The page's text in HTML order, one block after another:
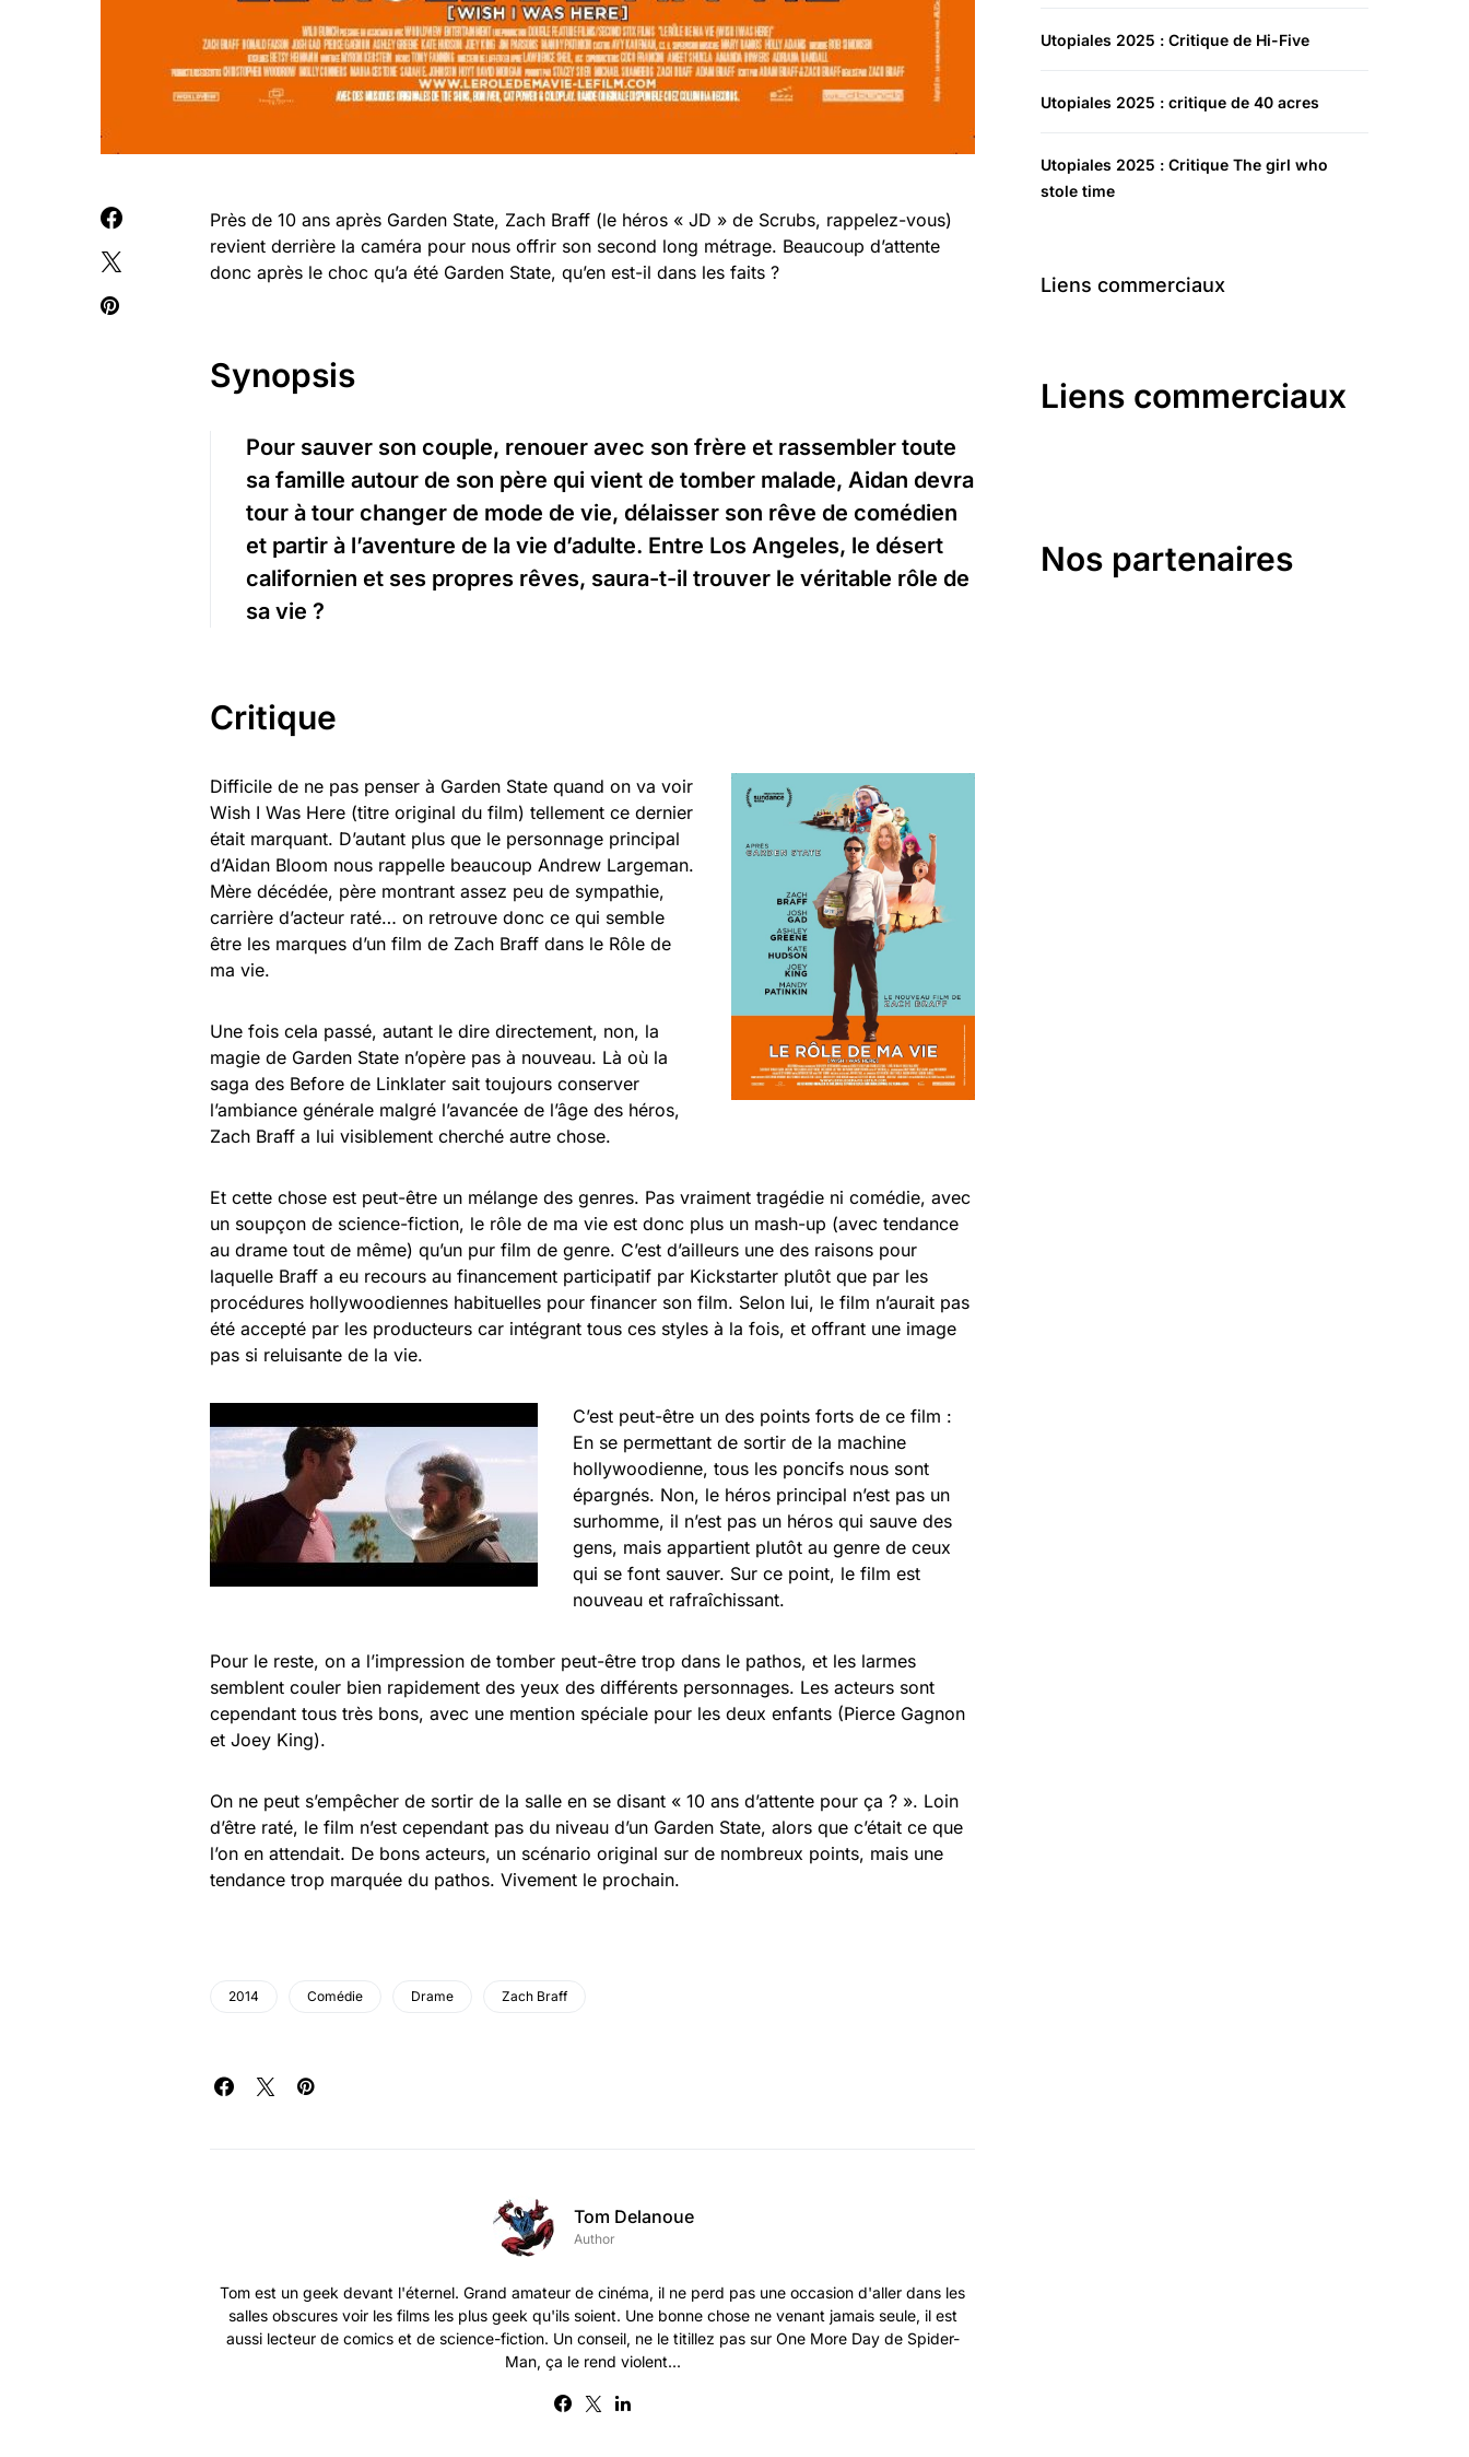
Près de 10 ans après Garden State, Zach Braff (le héros « JD » de Scrubs, rappelez-vous)
revient derrière la caméra pour nous offrir son second long métrage. Beaucoup d’attente
donc après le choc qu’a été Garden State, qu’en est-il dans les faits ?
Synopsis
Pour sauver son couple, renouer avec son frère et rassembler toute
sa famille autour de son père qui vient de tomber malade, Aidan devra
tour à tour changer de mode de vie, délaisser son rêve de comédien
et partir à l’aventure de la vie d’adulte. Entre Los Angeles, le désert
californien et ses propres rêves, saura-t-il trouver le véritable rôle de
sa vie ?
Critique
Difficile de ne pas penser à Garden State quand on va voir
Wish I Was Here (titre original du film) tellement ce dernier
était marquant. D’autant plus que le personnage principal
d’Aidan Bloom nous rappelle beaucoup Andrew Largeman.
Mère décédée, père montrant assez peu de sympathie,
carrière d’acteur raté… on retrouve donc ce qui semble
être les marques d’un film de Zach Braff dans le Rôle de
ma vie.
Une fois cela passé, autant le dire directement, non, la
magie de Garden State n’opère pas à nouveau. Là où la
saga des Before de Linklater sait toujours conserver
l’ambiance générale malgré l’avancée de l’âge des héros,
Zach Braff a lui visiblement cherché autre chose.
Et cette chose est peut-être un mélange des genres. Pas vraiment tragédie ni comédie, avec
un soupçon de science-fiction, le rôle de ma vie est donc plus un mash-up (avec tendance
au drame tout de même) qu’un pur film de genre. C’est d’ailleurs une des raisons pour
laquelle Braff a eu recours au financement participatif par Kickstarter plutôt que par les
procédures hollywoodiennes habituelles pour financer son film. Selon lui, le film n’aurait pas
été accepté par les producteurs car intégrant tous ces styles à la fois, et offrant une image
pas si reluisante de la vie.
C’est peut-être un des points forts de ce film :
En se permettant de sortir de la machine
hollywoodienne, tous les poncifs nous sont
épargnés. Non, le héros principal n’est pas un
surhomme, il n’est pas un héros qui sauve des
gens, mais appartient plutôt au genre de ceux
qui se font sauver. Sur ce point, le film est
nouveau et rafraîchissant.
Pour le reste, on a l’impression de tomber peut-être trop dans le pathos, et les larmes
semblent couler bien rapidement des yeux des différents personnages. Les acteurs sont
cependant tous très bons, avec une mention spéciale pour les deux enfants (Pierce Gagnon
et Joey King).
On ne peut s’empêcher de sortir de la salle en se disant « 10 ans d’attente pour ça ? ». Loin
d’être raté, le film n’est cependant pas du niveau d’un Garden State, alors que c’était ce que
l’on en attendait. De bons acteurs, un scénario original sur de nombreux points, mais une
tendance trop marquée du pathos. Vivement le prochain.
2014 Comédie Drame Zach Braff
Tom Delanoue
Author
Tom est un geek devant l'éternel. Grand amateur de cinéma, il ne perd pas une occasion d'aller dans les
salles obscures voir les films les plus geek qu'ils soient. Une bonne chose ne venant jamais seule, il est
aussi lecteur de comics et de science-fiction. Un conseil, ne le titillez pas sur One More Day de Spider-
Man, ça le rend violent...
Utopiales 2025 : Critique de Hi-Five
Utopiales 2025 : critique de 40 acres
Utopiales 2025 : Critique The girl who
stole time
Liens commerciaux
Liens commerciaux
Nos partenaires